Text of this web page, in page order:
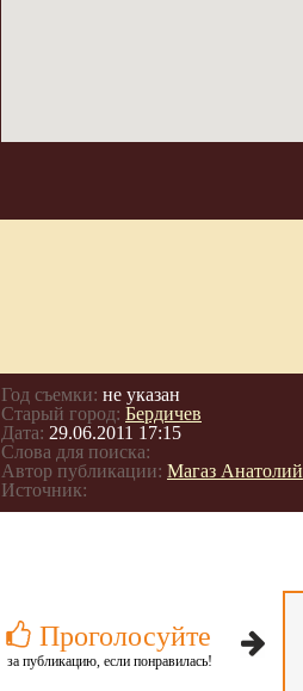
Год съемки: не указан
Старый город: Бердичев
Дата: 29.06.2011 17:15
Слова для поиска:
Автор публикации: Магаз Анатолий
Источник:
Проголосуйте
за публикацию, если понравилась!